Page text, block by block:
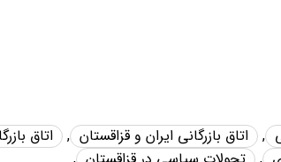
, اتاق بازرگانی ایران و قزاقستان , اتاق